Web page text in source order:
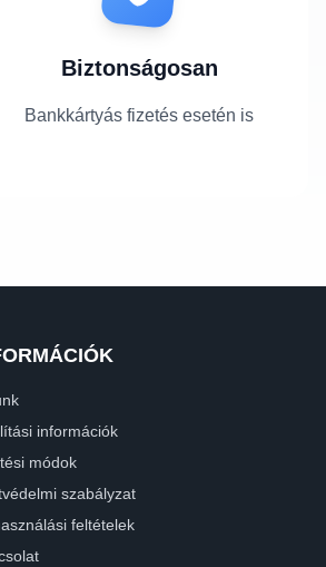
Biztonságosan
Bankkártyás fizetés esetén is
információk
módok
szabályzat
feltételek